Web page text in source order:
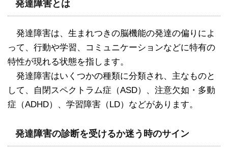
発達障害とは
発達障害は、生まれつきの脳機能の発達の偏りによ
って、行動や学習、コミュニケーションなどに特有の
特性が現れる状態を指します。
発達障害はいくつかの種類に分類され、主なものと
して、自閉スペクトラム症（ASD）、注意欠如・多動
症（ADHD）、学習障害（LD）などがあります。
発達障害の診断を受けるか迷う時のサイン